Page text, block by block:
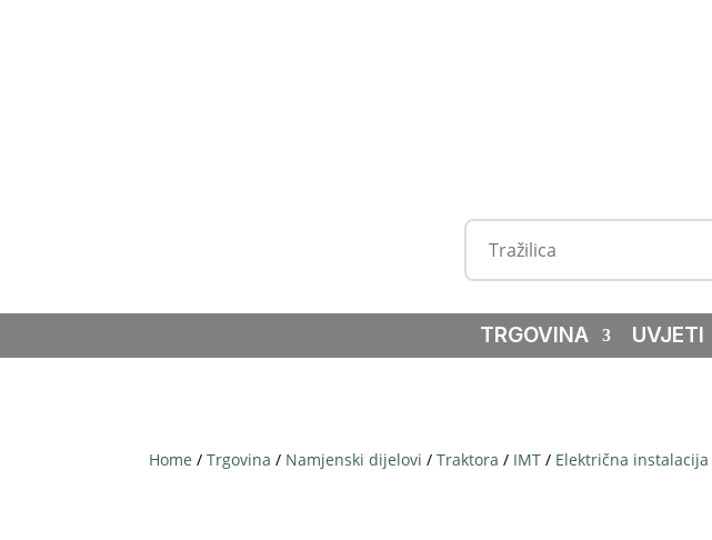
TRGOVINA UVJETI
Home /Trgovina / Namjenski dijelovi /Traktora / IMT / Električna instalacija